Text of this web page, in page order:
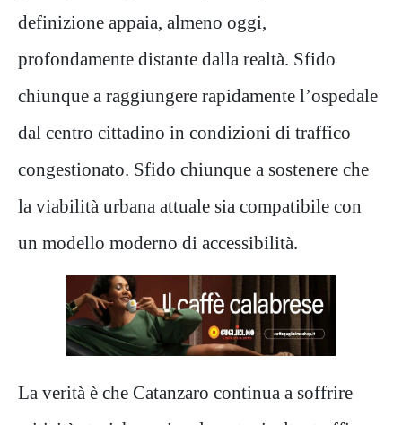
definizione appaia, almeno oggi,
profondamente distante dalla realtà. Sfido
chiunque a raggiungere rapidamente l’ospedale
dal centro cittadino in condizioni di traffico
congestionato. Sfido chiunque a sostenere che
la viabilità urbana attuale sia compatibile con
un modello moderno di accessibilità.
La verità è che Catanzaro continua a soffrire